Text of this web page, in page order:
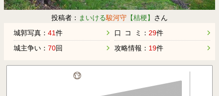
投稿者： まいける駿河守 【桔梗】 さん
城郭写真： 41件
城主争い： 70回
口 コ ミ： 29件
攻略情報： 19件